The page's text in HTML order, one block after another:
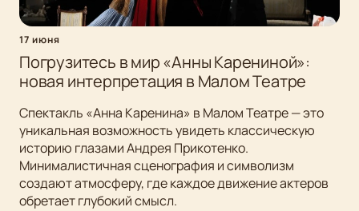
17 июня
Погрузитесь в мир «Анны Карениной»:
новая интерпретация в Малом Театре
Спектакль «Анна Каренина» в Малом Театре — это
уникальная возможность увидеть классическую
историю глазами Андрея Прикотенко.
Минималистичная сценография и символизм
создают атмосферу, где каждое движение актеров
обретает глубокий смысл.